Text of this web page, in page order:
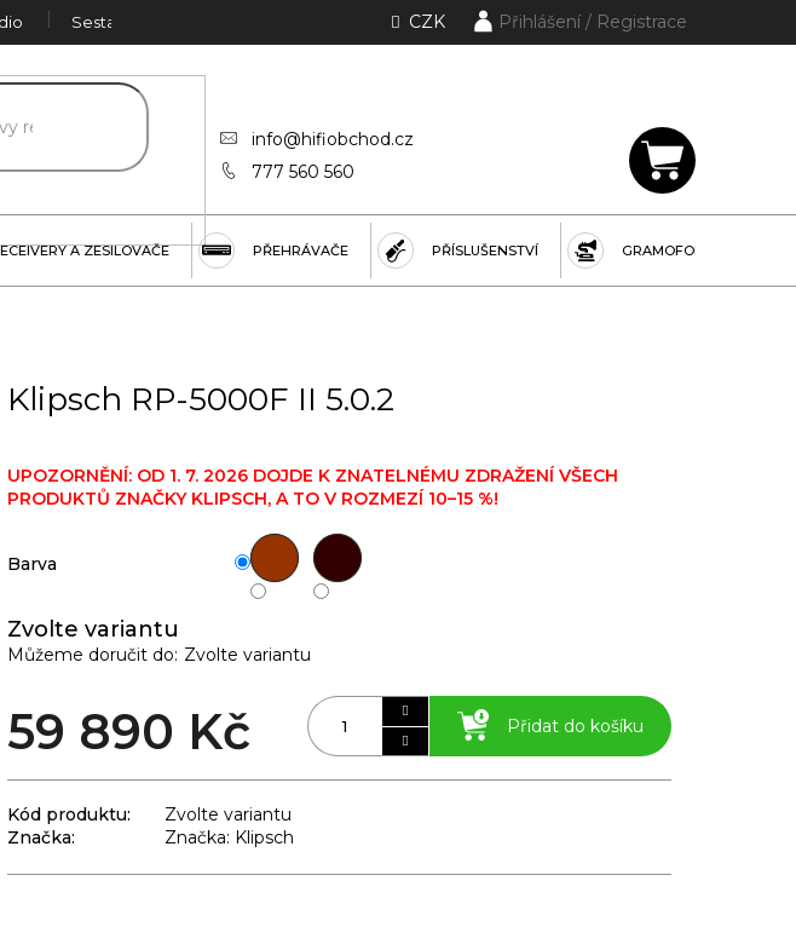
Sestava na míru CZK Přihlášení
info@hifiobchod.cz
777 560 560
NÁKUPNÍ
A ZESILOVAČE PŘEHRÁVAČE PŘÍSLUŠENSTVÍ GRAMOFONY
Klipsch RP-5000F II 5.0.2
Zvolte variantu
Můžeme doručit do: Zvolte variantu
59 890 Kč Přidat do košíku
Barva
UPOZORNĚNÍ: OD 1. 7. 2026 DOJDE K ZNATELNÉMU ZDRAŽENÍ VŠECH
PRODUKTŮ ZNAČKY KLIPSCH, A TO V ROZMEZÍ 10–15 %!
Kód produktu:
Zvolte variantu
Značka:
Značka: Klipsch